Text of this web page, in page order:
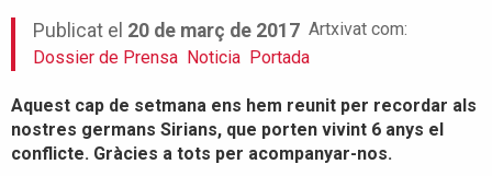
Publicat el 20 de març de 2017 Artxivat com:
Dossier de Prensa Noticia Portada
Aquest cap de setmana ens hem reunit per recordar als
nostres germans Sirians, que porten vivint 6 anys el
conflicte. Gràcies a tots per acompanyar-nos.